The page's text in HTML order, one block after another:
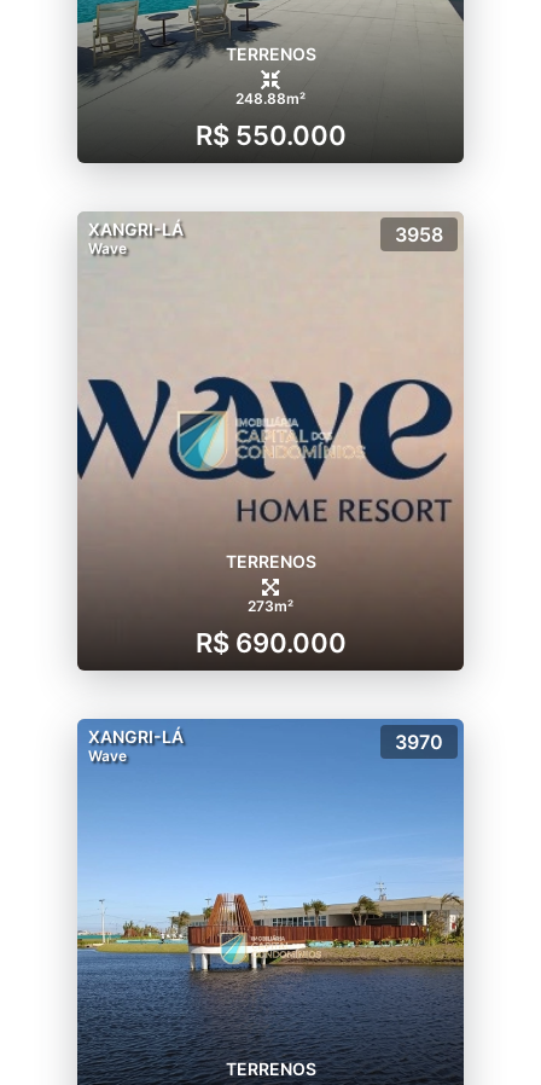
TERRENOS
248.88m²
R$ 550.000
XANGRI-LÁ
Wave
3958
TERRENOS
273m²
R$ 690.000
XANGRI-LÁ
Wave
3970
TERRENOS